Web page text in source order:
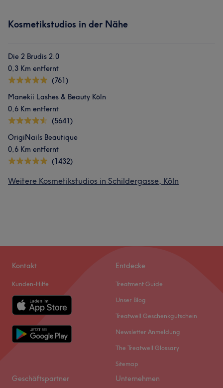
Kosmetikstudios in der Nähe
Die 2 Brudis 2.0
0,3 Km entfernt
(761)
Manekii Lashes & Beauty Köln
0,6 Km entfernt
(5641)
OrigiNails Beautique
0,6 Km entfernt
(1432)
Weitere Kosmetikstudios in Schildergasse, Köln
Kontakt
Kunden-Hilfe
Entdecke
Treatment Guide
Unser Blog
Treatwell Geschenkgutschein
Newsletter Anmeldung
The Treatwell Glossary
Sitemap
Geschäftspartner Unternehmen